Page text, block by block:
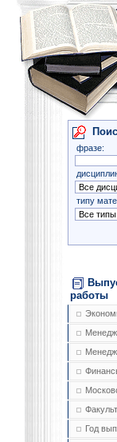
фразе:
типу
работы
Год